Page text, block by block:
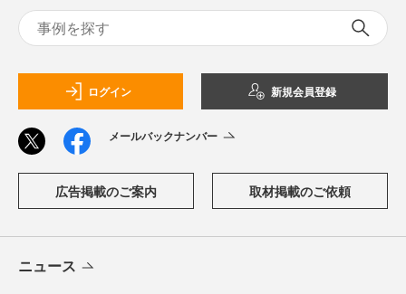
ログイン 新規会員登録
メールバックナンバー
広告掲載のご案内 取材掲載のご依頼
ニュース